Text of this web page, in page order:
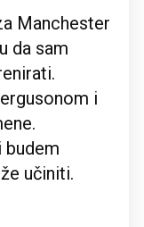
Manchester
da sam
i
budem
učiniti.